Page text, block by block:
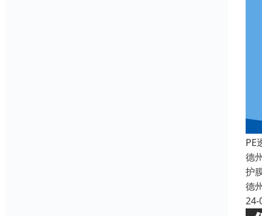
PE
德
护
德
24-